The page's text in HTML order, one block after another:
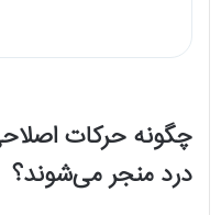
چگونه حرکات
درد منجر می‌شوند؟